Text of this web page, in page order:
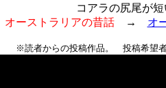
コアラの尻尾が
オーストラリアの昔話→ オ
※読者からの投稿作品。 投稿希望